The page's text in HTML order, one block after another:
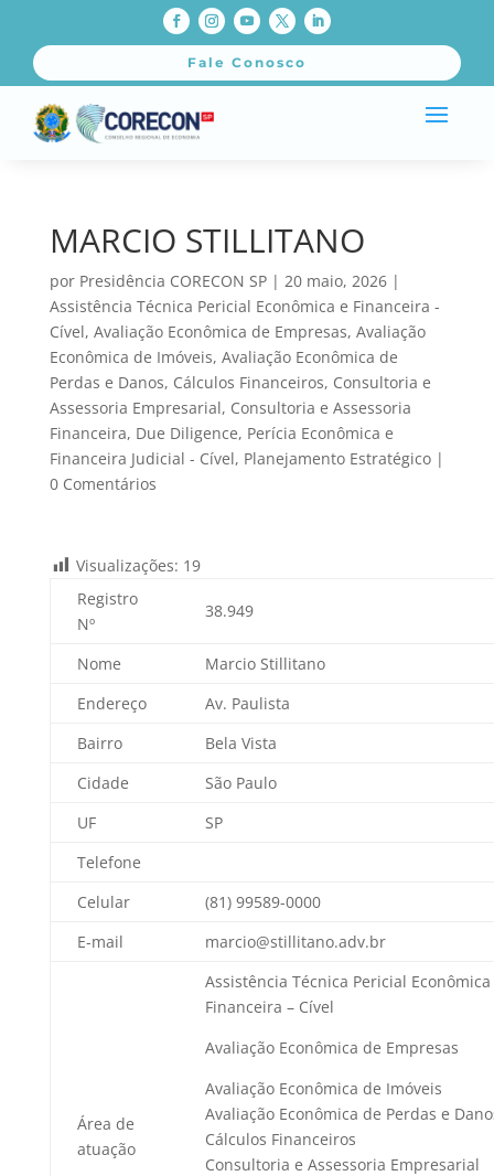
Fale Conosco
MARCIO STILLITANO
por Presidência CORECON SP| 20 maio, 2026|
Assistência Técnica Pericial Econômica e Financeira -
Cível, Avaliação Econômica de Empresas, Avaliação
Econômica de Imóveis, Avaliação Econômica de
Perdas e Danos, Cálculos Financeiros, Consultoria e
Assessoria Empresarial, Consultoria e Assessoria
Financeira, Due Diligence, Perícia Econômica e
Financeira Judicial - Cível, Planejamento Estratégico|
0 Comentários
Visualizações: 19
Registro
Nº
38.949
Nome
Marcio Stillitano
Endereço
Av. Paulista
Bairro
Bela Vista
Cidade
São Paulo
UF
SP
Telefone
Celular
(81) 99589-0000
E-mail
marcio@stillitano.adv.br
Área de
atuação
Assistência Técnica Pericial Econômica
Financeira – Cível
Avaliação Econômica de Empresas
Avaliação Econômica de Imóveis
Avaliação Econômica de Perdas e
Cálculos Financeiros
Consultoria e Assessoria Empresarial